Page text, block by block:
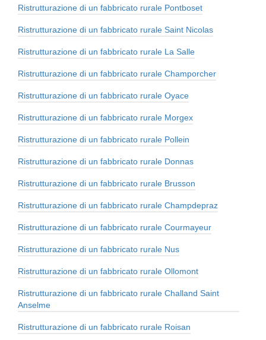
Ristrutturazione di un fabbricato rurale Pontboset
Ristrutturazione di un fabbricato rurale Saint Nicolas
Ristrutturazione di un fabbricato rurale La Salle
Ristrutturazione di un fabbricato rurale Champorcher
Ristrutturazione di un fabbricato rurale Oyace
Ristrutturazione di un fabbricato rurale Morgex
Ristrutturazione di un fabbricato rurale Pollein
Ristrutturazione di un fabbricato rurale Donnas
Ristrutturazione di un fabbricato rurale Brusson
Ristrutturazione di un fabbricato rurale Champdepraz
Ristrutturazione di un fabbricato rurale Courmayeur
Ristrutturazione di un fabbricato rurale Nus
Ristrutturazione di un fabbricato rurale Ollomont
Ristrutturazione di un fabbricato rurale Challand Saint
Anselme
Ristrutturazione di un fabbricato rurale Roisan